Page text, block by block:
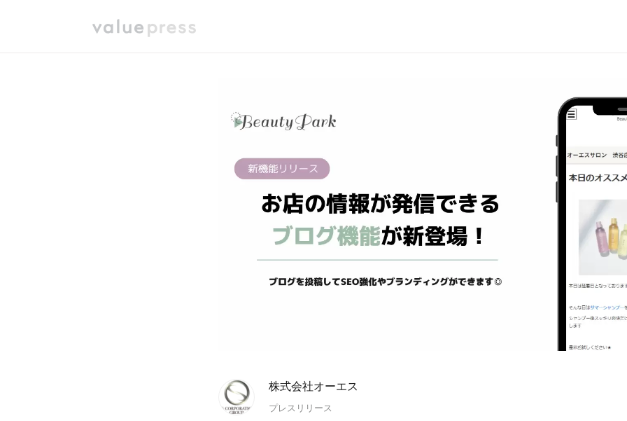
株式会社オーエス
プレスリリース